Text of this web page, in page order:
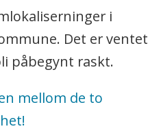
i
Det er ventet
påbegynt raskt.
mellom de to